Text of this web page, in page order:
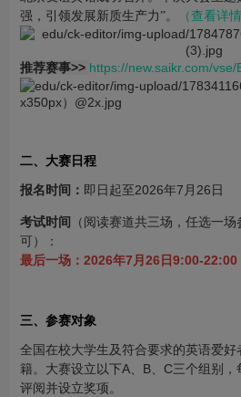
强，引领发展新质生产力”。
（查看详情
推荐赛事>> https://new.saikr.com/vse/
二、大赛日程
报名时间： 即日起至2026年7月26日
考试时间
（阅读赛道共三场，任选一
可）：
最后一场：2026年7月26日9:00-22:00
三、参赛对象
全国在校大学生及符合要求的英语爱好
籍。大赛设立以下A、B、C三个组别
评阅并设立奖项。